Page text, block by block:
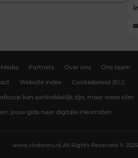
Partners Over ons Ons team
Website index Cookiebeleid (EU)
kan aantrekkelijk zijn, maar wees slim
jouw gids naar digitale inkomsten
All Rights Reserved © 2025
www.vindennu.nl.